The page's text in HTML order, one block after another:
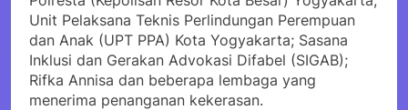
Unit Pelaksana Teknis Perlindungan Perempuan
dan Anak (UPT PPA) Kota Yogyakarta; Sasana
Inklusi dan Gerakan Advokasi Difabel (SIGAB);
Rifka Annisa dan beberapa lembaga yang
menerima penanganan kekerasan.